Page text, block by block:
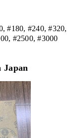
#180, #240, #320,
#2500, #3000